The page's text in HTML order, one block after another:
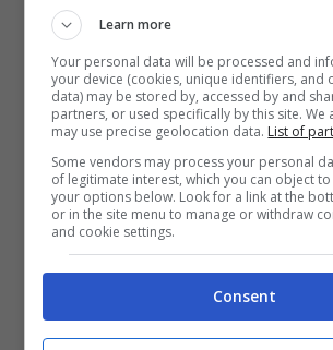
Siamo al cospetto di uno dei
importanti del panorama
Autore, insieme al presidente
Laurentiis ed aLuciano
dell’impresa Scudetto. In tal
Juventusvuole provare ad
più l’asticella ed ora arriva un
Learn more
Your personal data will be processed and
your device (cookies, unique identifiers, and
data) may be stored by, accessed by and
partners, or used specifically by this site.
may use precise geolocation data. List of
Some vendors may process your personal
of legitimate interest, which you can object
your options below. Look for a link at the
or in the site menu to manage or withdraw
and cookie settings.
Consent